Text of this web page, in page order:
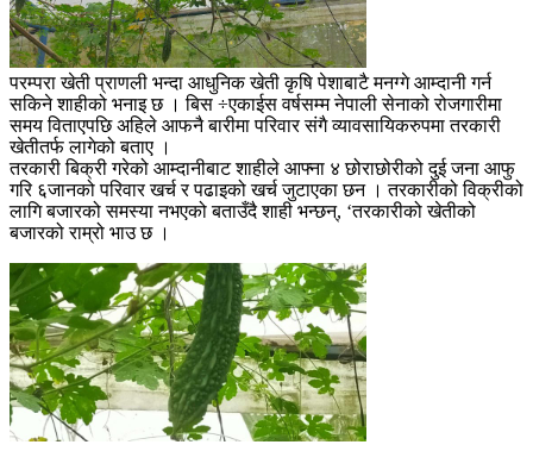
परम्परा खेती प्राणली भन्दा आधुनिक खेती कृषि पेशाबाटै मनग्गे आम्दानी गर्न
सकिने शाहीको भनाइ छ । बिस ÷एकाईस वर्षसम्म नेपाली सेनाको रोजगारीमा
समय विताएपछि अहिले आफनै बारीमा परिवार संगै व्यावसायिकरुपमा तरकारी
खेतीतर्फ लागेको बताए ।
तरकारी बिक्री गरेको आम्दानीबाट शाहीले आफ्ना ४ छोराछोरीको दुई जना आफु
गरि ६जानको परिवार खर्च र पढाइको खर्च जुटाएका छन । तरकारीको विक्रीको
लागि बजारको समस्या नभएको बताउँदै शाही भन्छन्, ‘तरकारीको खेतीको
बजारको राम्रो भाउ छ ।